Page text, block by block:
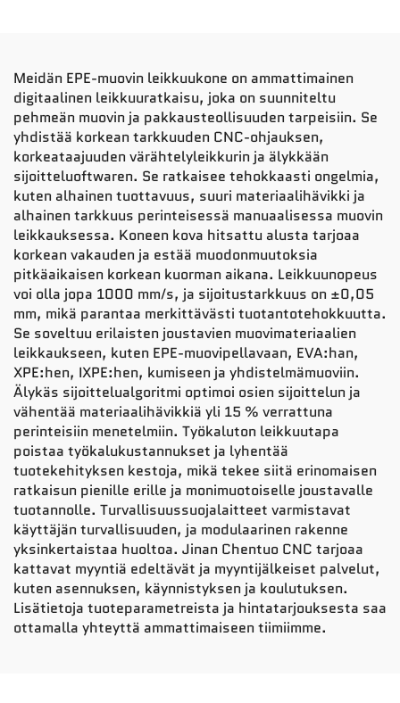
Meidän EPE-muovin leikkuukone on ammattimainen
digitaalinen leikkuuratkaisu, joka on suunniteltu
pehmeän muovin ja pakkausteollisuuden tarpeisiin. Se
yhdistää korkean tarkkuuden CNC-ohjauksen,
korkeataajuuden värähtelyleikkurin ja älykkään
sijoitteluoftwaren. Se ratkaisee tehokkaasti ongelmia,
kuten alhainen tuottavuus, suuri materiaalihävikki ja
alhainen tarkkuus perinteisessä manuaalisessa muovin
leikkauksessa. Koneen kova hitsattu alusta tarjoaa
korkean vakauden ja estää muodonmuutoksia
pitkäaikaisen korkean kuorman aikana. Leikkuunopeus
voi olla jopa 1000 mm/s, ja sijoitustarkkuus on ±0,05
mm, mikä parantaa merkittävästi tuotantotehokkuutta.
Se soveltuu erilaisten joustavien muovimateriaalien
leikkaukseen, kuten EPE-muovipellavaan, EVA:han,
XPE:hen, IXPE:hen, kumiseen ja yhdistelmämuoviin.
Älykäs sijoittelualgoritmi optimoi osien sijoittelun ja
vähentää materiaalihävikkiä yli 15 % verrattuna
perinteisiin menetelmiin. Työkaluton leikkuutapa
poistaa työkalukustannukset ja lyhentää
tuotekehityksen kestoja, mikä tekee siitä erinomaisen
ratkaisun pienille erille ja monimuotoiselle joustavalle
tuotannolle. Turvallisuussuojalaitteet varmistavat
käyttäjän turvallisuuden, ja modulaarinen rakenne
yksinkertaistaa huoltoa. Jinan Chentuo CNC tarjoaa
kattavat myyntiä edeltävät ja myyntijälkeiset palvelut,
kuten asennuksen, käynnistyksen ja koulutuksen.
Lisätietoja tuoteparametreista ja hintatarjouksesta saa
ottamalla yhteyttä ammattimaiseen tiimiimme.